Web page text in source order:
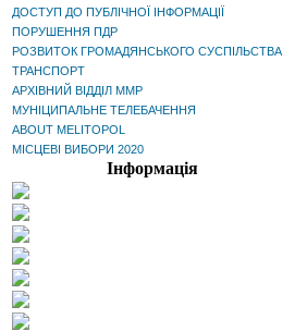
ДОСТУП ДО ПУБЛІЧНОЇ ІНФОРМАЦІЇ
ПОРУШЕННЯ ПДР
РОЗВИТОК ГРОМАДЯНСЬКОГО СУСПІЛЬСТВА
ТРАНСПОРТ
АРХІВНИЙ ВІДДІЛ ММР
МУНІЦИПАЛЬНЕ ТЕЛЕБАЧЕННЯ
ABOUT MELITOPOL
МІСЦЕВІ ВИБОРИ 2020
Інформація